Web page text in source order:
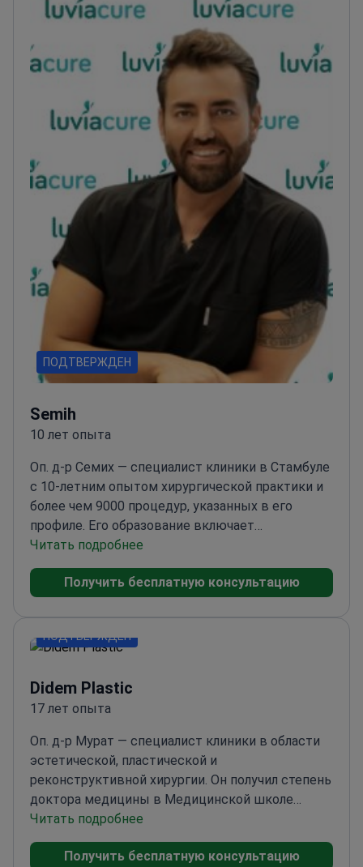
ПОДТВЕРЖДЕН
Semih
10 лет опыта
Оп. д-р Семих — специалист клиники в Стамбуле
с 10-летним опытом хирургической практики и
более чем 9000 процедур, указанных в его
профиле. Его образование включает
Университет Болу Абант Иззет Байсал (бакалавр
медицины 2005–2011 гг., докторская степень по
общей хирургии 2012–2017 гг.) и эстетическую и
также является членом турецких обществ
пластической и эстетической хирургии.
Читать подробнее
Получить бесплатную консультацию
ПОДТВЕРЖДЕН
Didem Plastic
17 лет опыта
Оп. д-р Мурат — специалист клиники в области
эстетической, пластической и
реконструктивной хирургии. Он получил степень
доктора медицины в Медицинской школе
Университета Эрджиес (2007 г.) и прошел
дополнительное обучение по эстетической/
пластической/реконструктивной хирургии в
Читать подробнее
Получить бесплатную консультацию